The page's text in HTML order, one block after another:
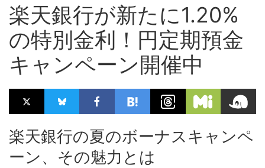
楽天銀行が新たに1.20%
の特別金利！円定期預金
キャンペーン開催中
楽天銀行の夏のボーナスキャンペ
ーン、その魅力とは